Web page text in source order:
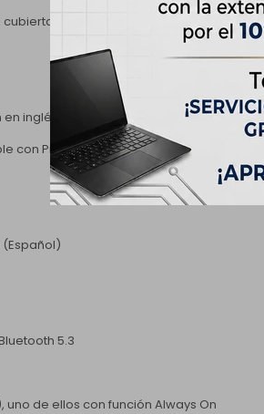
superior (tapa) y PC-ABS + 40%
inglés (US) con pad numérico integrado
con Precision TouchPad (PTP)
(Español)
5.3
uno de ellos con función Always On